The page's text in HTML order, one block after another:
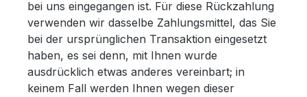
bei uns eingegangen ist. Für diese Rückzahlung
verwenden wir dasselbe Zahlungsmittel, das Sie
bei der ursprünglichen Transaktion eingesetzt
haben, es sei denn, mit Ihnen wurde
ausdrücklich etwas anderes vereinbart; in
keinem Fall werden Ihnen wegen dieser